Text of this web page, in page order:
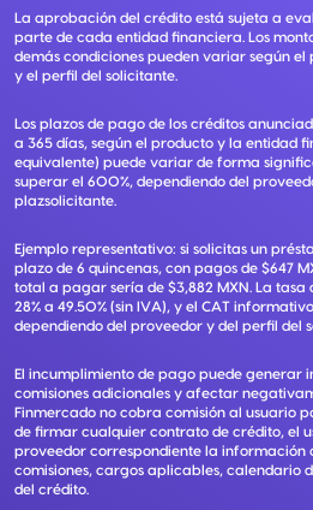
La aprobación del crédito está sujeta a
parte de cada entidad financiera. Los
demás condiciones pueden variar según
y el perfil del solicitante.
Los plazos de pago de los créditos
a 365 días, según el producto y la entidad
equivalente) puede variar de forma
superar el 600%, dependiendo del
plazsolicitante.
Ejemplo representativo: si solicitas un
plazo de 6 quincenas, con pagos de $647
total a pagar sería de $3,882 MXN. La tasa
28% a 49.50% (sin IVA), y el CAT
dependiendo del proveedor y del perfil del
El incumplimiento de pago puede generar
comisiones adicionales y afectar
Finmercado no cobra comisión al usuario
de firmar cualquier contrato de crédito, el
proveedor correspondiente la información
comisiones, cargos aplicables, calendario
del crédito.